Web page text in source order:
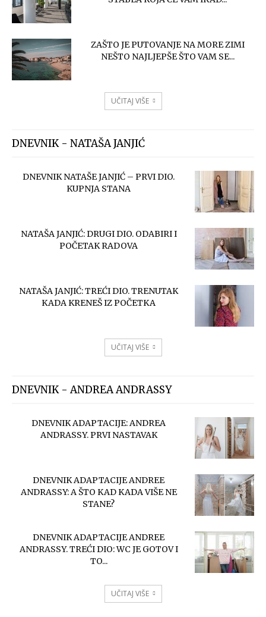
ZAŠTO JE PUTOVANJE NA MORE ZIMI
NEŠTO NAJLJEPŠE ŠTO VAM SE...
UČITAJ VIŠE
DNEVNIK - NATAŠA JANJIĆ
DNEVNIK NATAŠE JANJIĆ – PRVI DIO.
KUPNJA STANA
NATAŠA JANJIĆ: DRUGI DIO. ODABIRI I
POČETAK RADOVA
NATAŠA JANJIĆ: TREĆI DIO. TRENUTAK
KADA KRENEŠ IZ POČETKA
UČITAJ VIŠE
DNEVNIK - ANDREA ANDRASSY
DNEVNIK ADAPTACIJE: ANDREA
ANDRASSY. PRVI NASTAVAK
DNEVNIK ADAPTACIJE ANDREE
ANDRASSY: A ŠTO KAD KADA VIŠE NE
STANE?
DNEVNIK ADAPTACIJE ANDREE
ANDRASSY. TREĆI DIO: WC JE GOTOV I
TO...
UČITAJ VIŠE